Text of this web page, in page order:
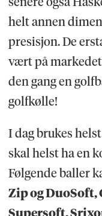
helt annen
presisjon. De
vært på
den gang en
golfkølle!
I dag brukes
skal helst ha en
Følgende baller
Zip og DuoSoft,
Supersoft,